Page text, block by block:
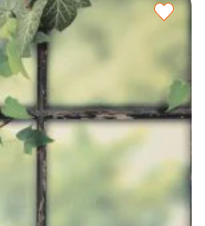
los